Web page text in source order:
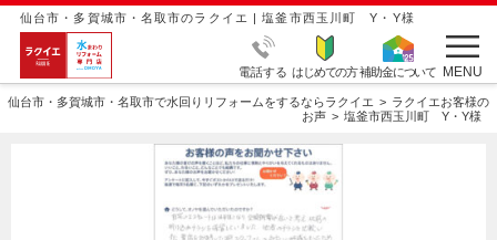
仙台市・多賀城市・名取市のラクイエ | 塩釜市西玉川町 Y・Y様
電話する はじめての方補助金について MENU
仙台市・多賀城市・名取市で水回りリフォームをするならラクイエ
ラクイエお客様の
お声
塩釜市西玉川町 Y・Y様